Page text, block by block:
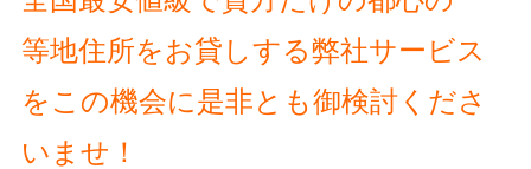
等地住所をお貸しする弊社サービス
をこの機会に是非とも御検討くださ
いませ！